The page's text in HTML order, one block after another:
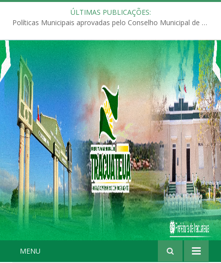
ÚLTIMAS PUBLICAÇÕES:
Políticas Municipais aprovadas pelo Conselho Municipal de Educação (CME)
MENU